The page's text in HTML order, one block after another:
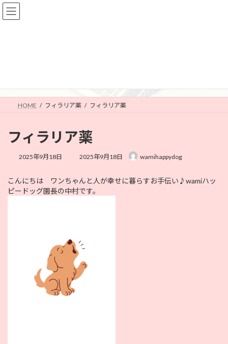
コ
ン
プ
ナ
ビ
動
HOME フィラリア薬 フィラリア薬
フィラリア薬
2025年9月18日
最
新
日
2025年9月18日 wamihappydog
こんにちは ワンちゃんと人が幸せに暮らすお手伝い♪wamiハッ
ピードッグ園長の中村です。